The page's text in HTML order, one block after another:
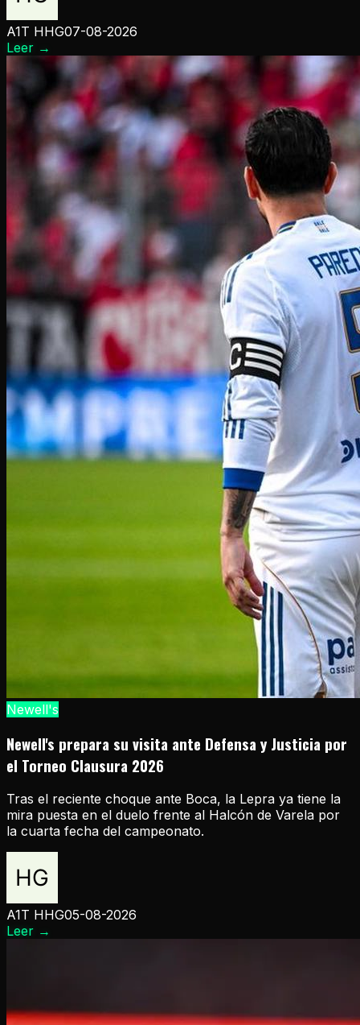
A1T HHG07-08-2026
Leer →
Newell's
Newell's prepara su visita ante Defensa y Justicia por
el Torneo Clausura 2026
Tras el reciente choque ante Boca, la Lepra ya tiene la
mira puesta en el duelo frente al Halcón de Varela por
la cuarta fecha del campeonato.
A1T HHG05-08-2026
Leer →